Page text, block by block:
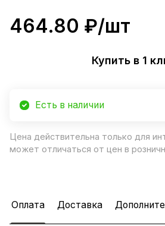
464.80 ₽/шт
Купить в 1
Есть в наличии
Цена действительна только для
может отличаться от цен в
Оплата Доставка